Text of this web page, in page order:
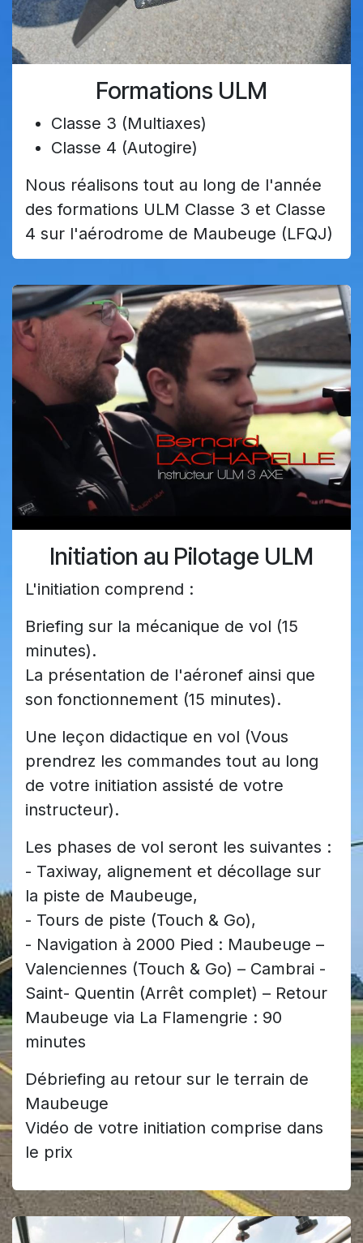
Formations ULM
Classe 3 (Multiaxes)
Classe 4 (Autogire)
Nous réalisons tout au long de l'année
des formations ULM Classe 3 et Classe
4 sur l'aérodrome de Maubeuge (LFQJ)
Initiation au Pilotage ULM
L'initiation comprend :
Briefing sur la mécanique de vol (15
minutes).
La présentation de l'aéronef ainsi que
son fonctionnement (15 minutes).
Une leçon didactique en vol (Vous
prendrez les commandes tout au long
de votre initiation assisté de votre
instructeur).
Les phases de vol seront les suivantes :
- Taxiway, alignement et décollage sur
la piste de Maubeuge,
- Tours de piste (Touch & Go),
- Navigation à 2000 Pied : Maubeuge –
Valenciennes (Touch & Go) – Cambrai -
Saint- Quentin (Arrêt complet) – Retour
Maubeuge via La Flamengrie : 90
minutes
Débriefing au retour sur le terrain de
Maubeuge
Vidéo de votre initiation comprise dans
le prix